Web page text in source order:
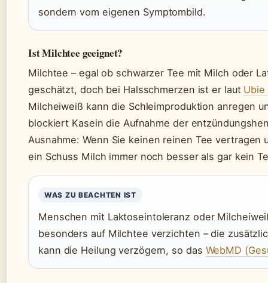
sondern vom eigenen Symptombild.
Ist Milchtee geeignet?
Milchtee – egal ob schwarzer Tee mit Milch oder
geschätzt, doch bei Halsschmerzen ist er laut Ubie
Milcheiweiß kann die Schleimproduktion anregen
blockiert Kasein die Aufnahme der
Ausnahme: Wenn Sie keinen reinen Tee
ein Schuss Milch immer noch besser als gar kein
WAS ZU BEACHTEN IST
Menschen mit Laktoseintoleranz oder
besonders auf Milchtee verzichten – die
kann die Heilung verzögern, so das WebMD